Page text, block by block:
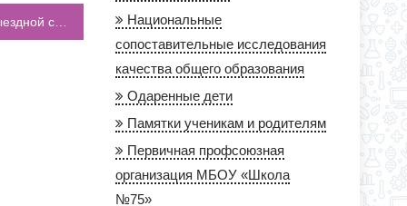
Учителя нашей школы приняли участие в выездной сессии «Школа классного руководителя»
Национальные
сопоставительные исследования
качества общего образования
Одаренные дети
Памятки ученикам и родителям
Первичная профсоюзная
организация МБОУ «Школа
№75»